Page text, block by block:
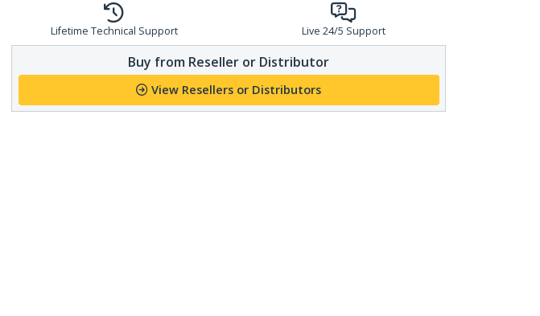
Lifetime Technical Support Live 24/5 Support
Buy from Reseller or Distributor
View Resellers or Distributors